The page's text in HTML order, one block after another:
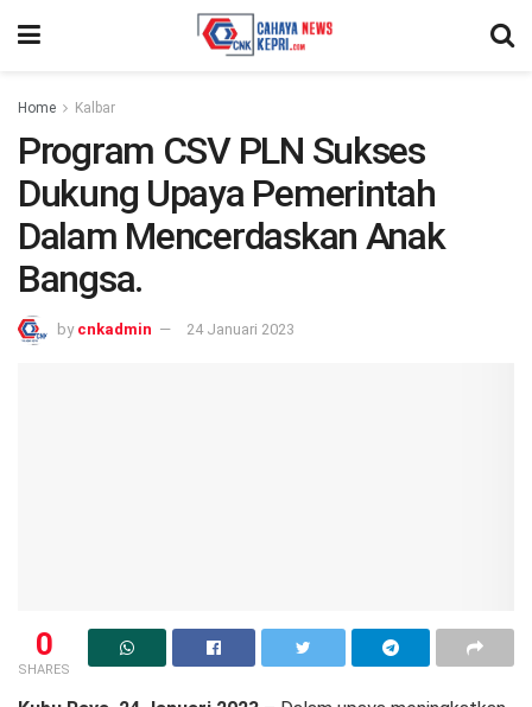
Home Kalbar
Program CSV PLN Sukses
Dukung Upaya Pemerintah
Dalam Mencerdaskan Anak
Bangsa.
by cnkadmin 24 Januari 2023
0
SHARES